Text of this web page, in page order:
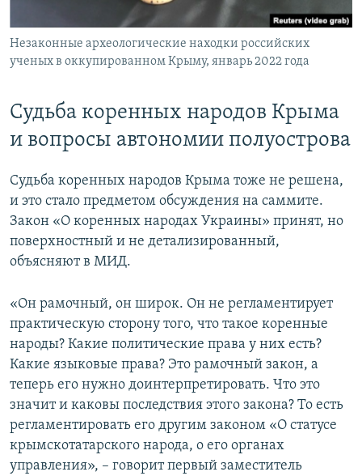
Незаконные археологические находки российских
ученых в оккупированном Крыму, январь 2022 года
Судьба коренных народов Крыма
и вопросы автономии полуострова
Судьба коренных народов Крыма тоже не решена,
и это стало предметом обсуждения на саммите.
Закон «О коренных народах Украины» принят, но
поверхностный и не детализированный,
объясняют в МИД.
«Он рамочный, он широк. Он не регламентирует
практическую сторону того, что такое коренные
народы? Какие политические права у них есть?
Какие языковые права? Это рамочный закон, а
теперь его нужно доинтерпретировать. Что это
значит и каковы последствия этого закона? То есть
регламентировать его другим законом «О статусе
крымскотатарского народа, о его органах
управления», – говорит первый заместитель